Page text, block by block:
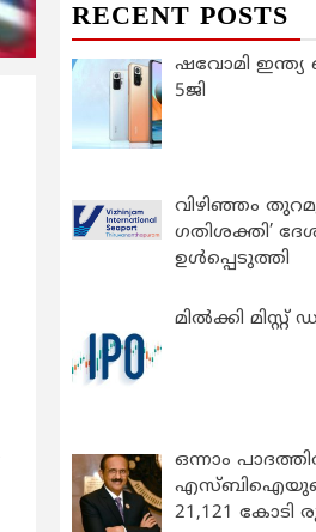
RECENT POSTS
ഷവോമി ഇന്ത്യ
5ജി
വിഴിഞ്ഞം
ഗതിശക്തി’
ഉൾപ്പെടുത്തി
മിൽക്കി
ഒന്നാം
എസ്ബിഐയുടെ
21,121 കോടി